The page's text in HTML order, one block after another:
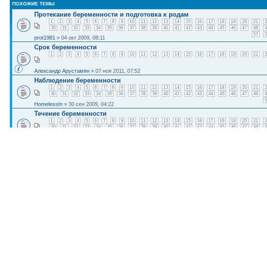
ПОХОЖИЕ ТЕМЫ
Протекание беременности и подготовка к родам
1 2 3 4 5 6 7 8 9 10 11 12 13 14 15 16 17 18 19 20 21
30
31 32 33 34 35 36 37 38 39 40 41 42 43 44 45 46 47 48
57
prot1981 » 04 окт 2009, 08:11
Срок беременности
1 2 3 4 5 6 7 8 9 10 11 12 13 14 15 16 17 18 19 20 21
Александр Арустамян » 07 ноя 2011, 07:52
Наблюдение беременности
1 2 3 4 5 6 7 8 9 10 11 12 13 14 15 16 17 18 19 20 21
30
31 32 33 34 35 36 37 38 39 40 41 42 43 44 45 46 47 48
HomelessIn » 30 сен 2009, 04:22
Течение беременности
1 2 3 4 5 6 7 8 9 10 11 12 13 14 15 16 17 18 19 20 21
30
31 32 33 34 35 36 37 38 39 40 41 42 43 44 45 46 47 48